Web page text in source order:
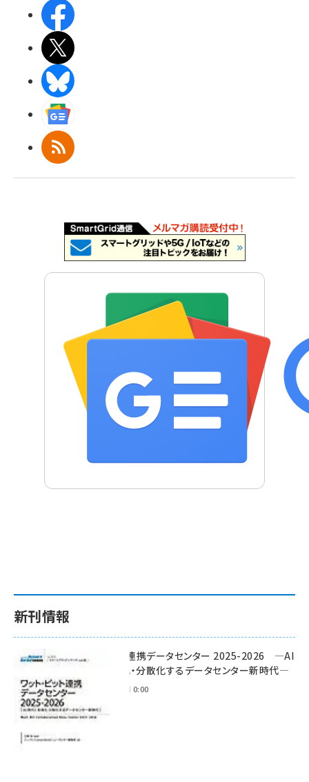
RSS
新刊情報
ワット・ビット連携データセンター 2025-2026 ―AI
時代に多様化・分散化するデータセンター新時代―
2025年11月28日 0:00